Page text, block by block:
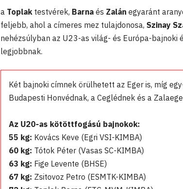
a Toplak testvérek, Barna és Zalán egyaránt
feljebb, ahol a címeres mez tulajdonosa, Szinay
nehézsúlyban az U23-as világ- és Európa-bajnoki
legjobbnak.
Két bajnoki címnek örülhetett az Eger is, míg
Budapesti Honvédnak, a Ceglédnek és a
Az U20-as kötöttfogású bajnokok:
55 kg: Kovács Keve (Egri VSI-KIMBA)
60 kg: Tótok Péter (Vasas SC-KIMBA)
63 kg: Fige Levente (BHSE)
67 kg: Zsitovoz Petro (ESMTK-KIMBA)